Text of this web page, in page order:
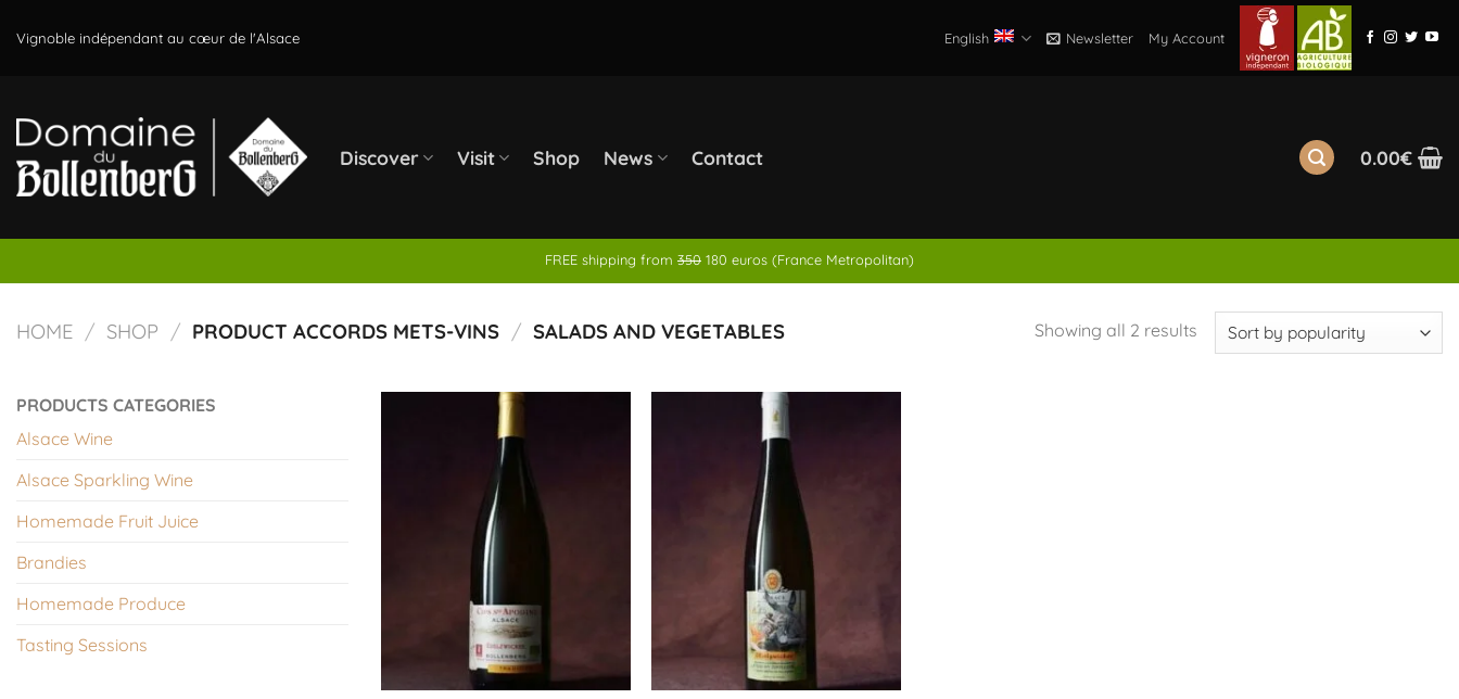
Vignoble indépendant au cœur de l'Alsace English Newsletter My Account
Discover Visit Shop News Contact 0.00€
FREE shipping from 350 180 euros (France Metropolitan)
HOME / SHOP / PRODUCT ACCORDS METS-VINS / SALADS AND VEGETABLES Showing all 2 resultsSorted
by
PRODUCTS CATEGORIES
Alsace Wine
Alsace Sparkling Wine
Homemade Fruit Juice
Brandies
Homemade Produce
Tasting Sessions